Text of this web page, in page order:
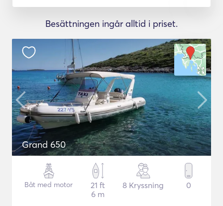
Besättningen ingår alltid i priset.
Grand 650
Båt med motor
21 ft
6 m
8 Kryssning 0